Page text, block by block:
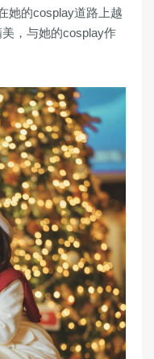
她的cosplay道路上越
，与她的cosplay作